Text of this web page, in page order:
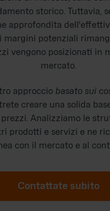
storico. Tuttavia,
approfondita
i margini potenziali
vengono posizionati in
mercato.
approccio basato sui
creare una solida
Analizziamo le
prodotti e servizi e ne
con il mercato e al
Contattate subito